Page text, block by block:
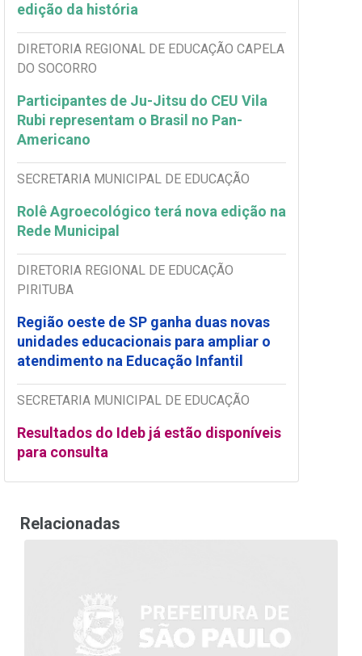
edição da história
DIRETORIA REGIONAL DE EDUCAÇÃO CAPELA
DO SOCORRO
Participantes de Ju-Jitsu do CEU Vila
Rubi representam o Brasil no Pan-
Americano
SECRETARIA MUNICIPAL DE EDUCAÇÃO
Rolê Agroecológico terá nova edição na
Rede Municipal
DIRETORIA REGIONAL DE EDUCAÇÃO
PIRITUBA
Região oeste de SP ganha duas novas
unidades educacionais para ampliar o
atendimento na Educação Infantil
SECRETARIA MUNICIPAL DE EDUCAÇÃO
Resultados do Ideb já estão disponíveis
para consulta
Relacionadas